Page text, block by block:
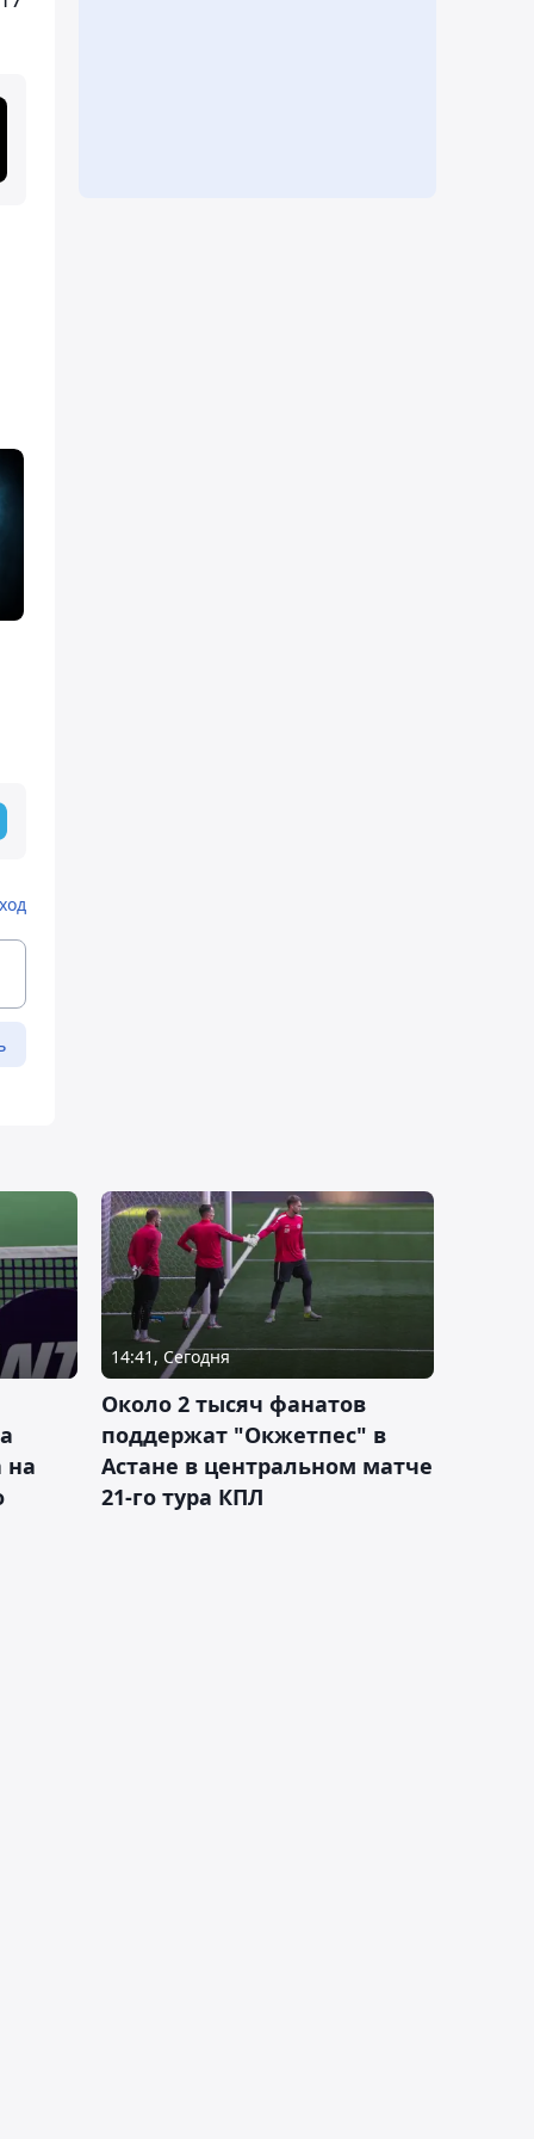
на
14:41, Сегодня
Около 2 тысяч фанатов
поддержат "Окжетпес" в
Астане в центральном матче
21-го тура КПЛ